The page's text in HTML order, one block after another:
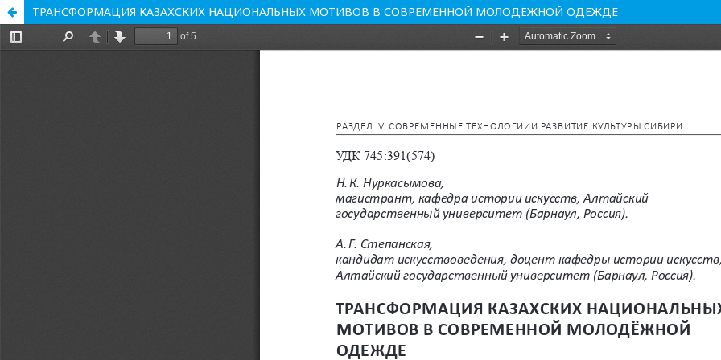
ТРАНСФОРМАЦИЯ КАЗАХСКИХ НАЦИОНАЛЬНЫХ МОТИВОВ В СОВРЕМЕННОЙ МОЛОДЁЖНОЙ ОДЕЖДЕ